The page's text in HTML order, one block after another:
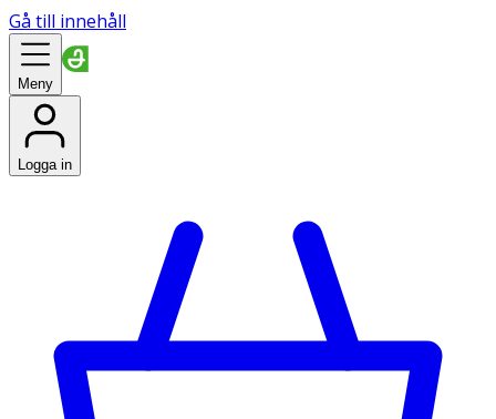
Gå till innehåll
Meny
Logga in